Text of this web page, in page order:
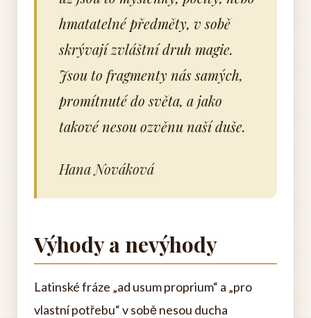
hmatatelné předměty, v sobě
skrývají zvláštní druh magie.
Jsou to fragmenty nás samých,
promítnuté do světa, a jako
takové nesou ozvěnu naší duše.
Hana Nováková
Výhody a nevýhody
Latinské fráze „ad usum proprium“ a „pro
vlastní potřebu“ v sobě nesou ducha